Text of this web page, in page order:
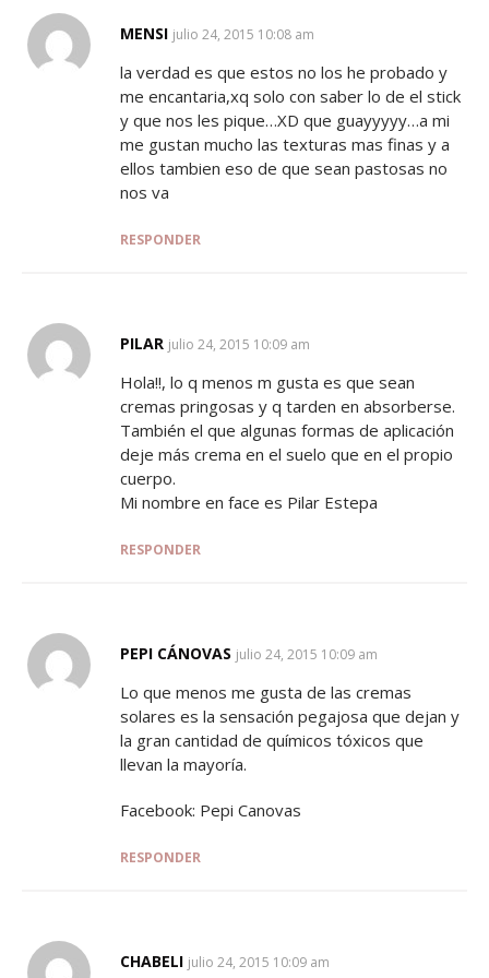
MENSI SAYS:
julio 24, 2015 10:08 am
la verdad es que estos no los he probado y
me encantaria,xq solo con saber lo de el stick
y que nos les pique…XD que guayyyyy…a mi
me gustan mucho las texturas mas finas y a
ellos tambien eso de que sean pastosas no
nos va
RESPONDER
PILAR SAYS:
julio 24, 2015 10:09 am
Hola!!, lo q menos m gusta es que sean
cremas pringosas y q tarden en absorberse.
También el que algunas formas de aplicación
deje más crema en el suelo que en el propio
cuerpo.
Mi nombre en face es Pilar Estepa
RESPONDER
PEPI CÁNOVAS SAYS:
julio 24, 2015 10:09 am
Lo que menos me gusta de las cremas
solares es la sensación pegajosa que dejan y
la gran cantidad de químicos tóxicos que
llevan la mayoría.
Facebook: Pepi Canovas
RESPONDER
CHABELI SAYS:
julio 24, 2015 10:09 am